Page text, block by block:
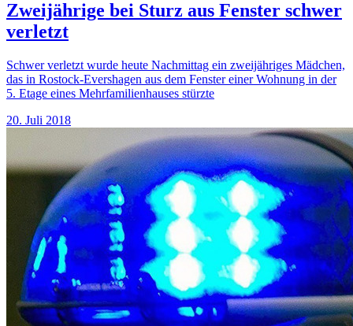
Zweijährige bei Sturz aus Fenster schwer
verletzt
Schwer verletzt wurde heute Nachmittag ein zweijähriges Mädchen,
das in Rostock-Evershagen aus dem Fenster einer Wohnung in der
5. Etage eines Mehrfamilienhauses stürzte
20. Juli 2018